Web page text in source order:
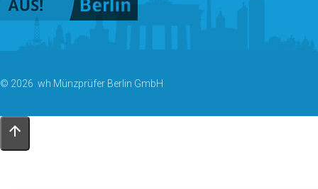
© 2026 wh Münzprüfer Berlin GmbH